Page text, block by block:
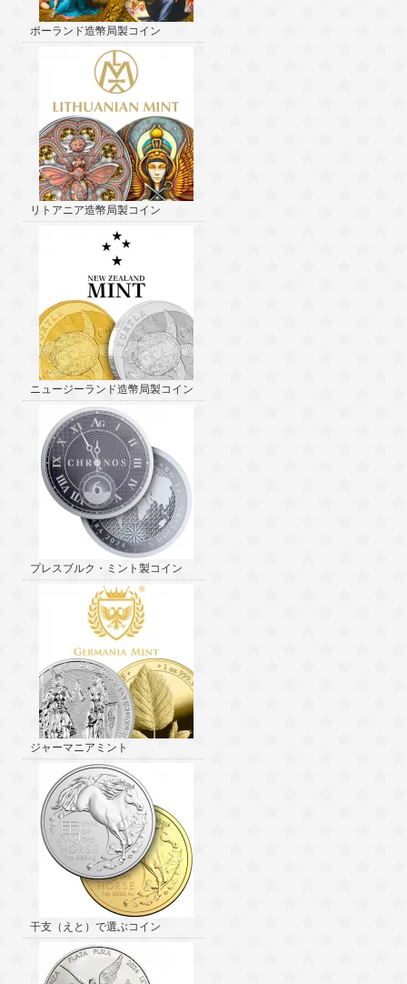
ポーランド造幣局製コイン
リトアニア造幣局製コイン
ニュージーランド造幣局製コイン
プレスブルク・ミント製コイン
ジャーマニアミント
干支（えと）で選ぶコイン